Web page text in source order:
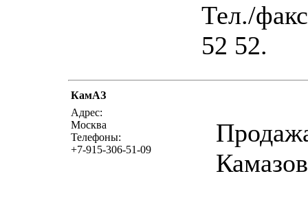
Тел./
52 52.
КамАЗ
Адрес:
Москва
Телефоны:
+7-915-306-51-09